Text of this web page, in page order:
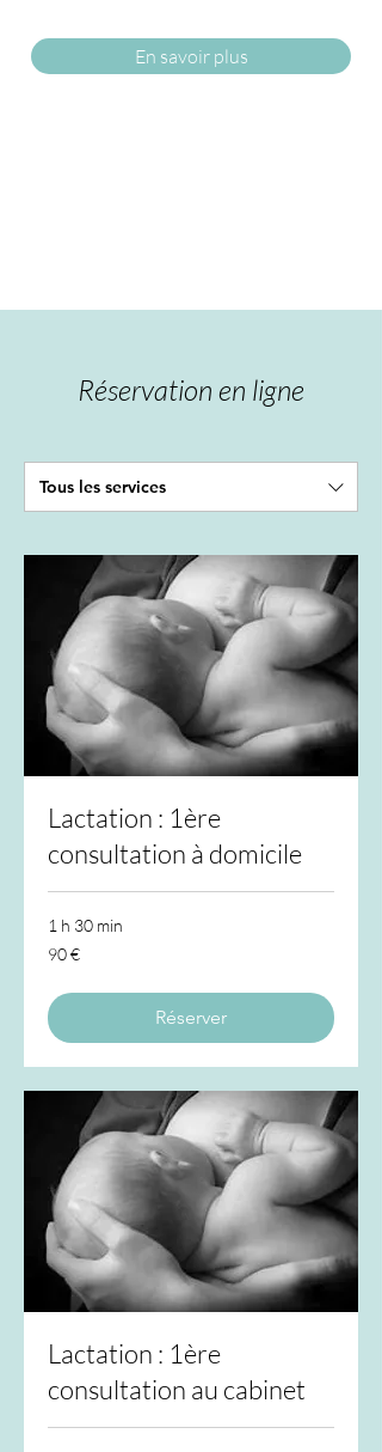
En savoir plus
Réservation en ligne
Tous les services
Lactation : 1ère
consultation à domicile
1 h 30 min
90
euros
90 €
Réserver
Lactation : 1ère
consultation au cabinet